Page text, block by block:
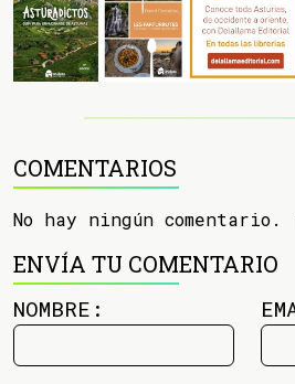
COMENTARIOS
No hay ningún
ENVÍA TU COMENTARIO
NOMBRE: